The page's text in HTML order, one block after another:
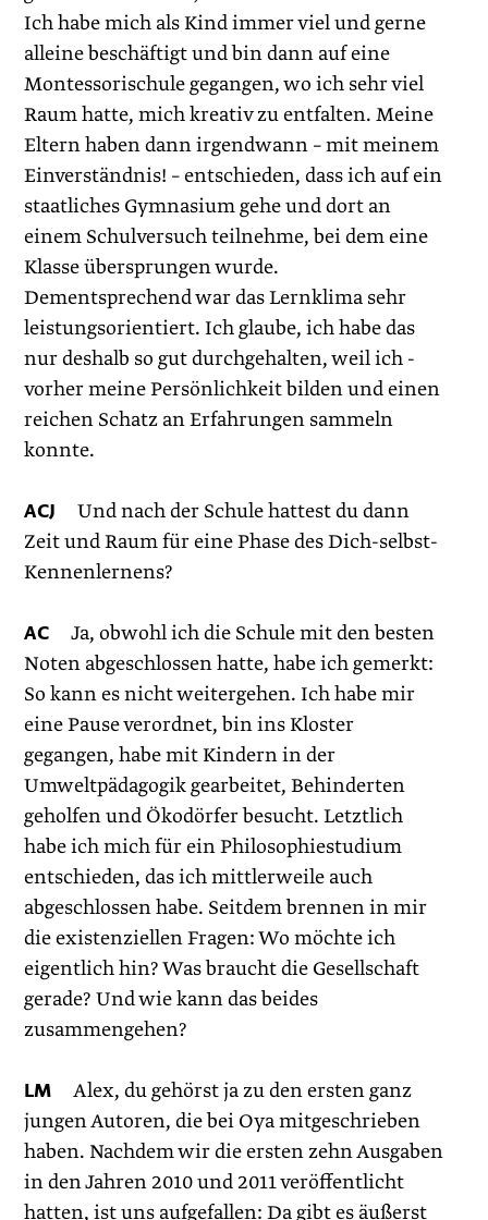
Ich habe mich als Kind immer viel und gerne
alleine beschäftigt und bin dann auf eine
Montessorischule gegangen, wo ich sehr viel
Raum hatte, mich kreativ zu entfalten. Meine
Eltern ­haben dann irgendwann – mit meinem
Einverständnis! – entschieden, dass ich auf ein
staatliches Gymnasium gehe und dort an
einem Schulversuch teilnehme, bei dem eine
Klasse übersprungen wurde.
Dementsprechend war das Lernklima sehr
leistungsorientiert. Ich glaube, ich habe das
nur deshalb so gut durchgehalten, weil ich ­
vorher meine Persönlichkeit bilden und einen
reichen Schatz an Erfahrungen sammeln
konnte.
ACJ Und nach der Schule hattest du dann
Zeit und Raum für eine Phase des Dich-selbst-
Kennenlernens?
AC Ja, obwohl ich die Schule mit den besten
Noten abgeschlossen hatte, habe ich gemerkt:
So kann es nicht weitergehen. Ich habe mir
eine Pause verordnet, bin ins Kloster
gegangen, habe mit Kindern in der
Umweltpädagogik gearbeitet, Behinderten
geholfen und Ökodörfer besucht. Letztlich
habe ich mich für ein Philosophie­studium
entschieden, das ich mittlerweile auch
abgeschlossen habe. Seitdem brennen in mir
die existenziellen Fragen: Wo möchte ich
eigentlich hin? Was braucht die Gesellschaft
gerade? Und wie kann das beides
zusammengehen?
LM Alex, du gehörst ja zu den ersten ganz
jungen Autoren, die bei Oya mitgeschrieben
haben. Nachdem wir die ersten zehn Ausgaben
in den Jahren 2010 und 2011 veröffentlicht
hatten, ist uns ­aufgefallen: Da gibt es äußerst